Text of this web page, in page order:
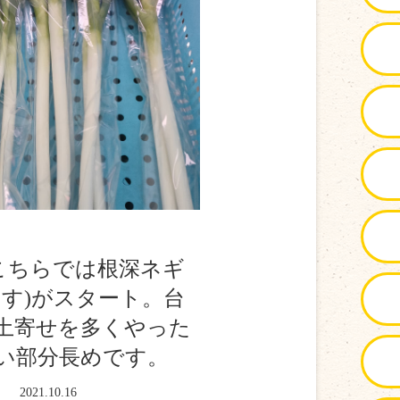
ちらでは根深ネギ
)がスタート。台
寄せを多くやった
部分長めです。
2021.10.16